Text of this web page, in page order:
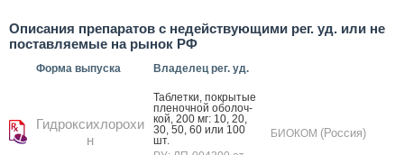
Описания препаратов с недействующими рег. уд. или не
поставляемые на рынок РФ
Форма выпуска Владелец рег. уд.
Гидроксихлорохи
н
Таб­летки, пок­ры­тые
пле­ноч­ной обо­лоч­
кой, 200 мг: 10, 20,
30, 50, 60 или 100
шт.
БИОКОМ (Россия)